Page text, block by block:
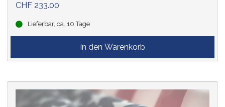
CHF 233.00
Lieferbar, ca. 10 Tage